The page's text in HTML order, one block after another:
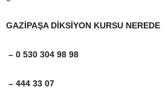
GAZİPAŞA DİKSİYON KURSU NEREDE
– 0 530 304 98 98
– 444 33 07